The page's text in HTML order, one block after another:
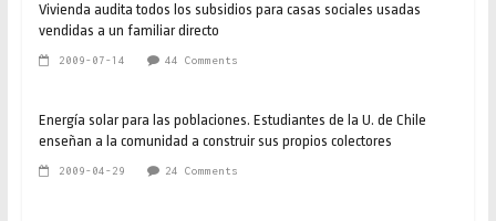
Vivienda audita todos los subsidios para casas sociales usadas
vendidas a un familiar directo
2009-07-14 44 Comments
Energía solar para las poblaciones. Estudiantes de la U. de Chile
enseñan a la comunidad a construir sus propios colectores
2009-04-29 24 Comments